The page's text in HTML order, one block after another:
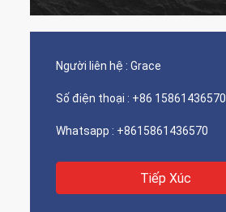
Người liên hệ : Grace
Số điện thoại : +86 15861436570
Whatsapp : +8615861436570
Tiếp Xúc